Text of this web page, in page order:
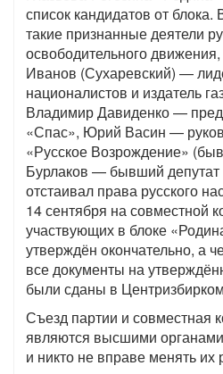
список кандидатов от
такие признанные деятели
освободительного
Иванов (Сухаревский) —
националистов и издатель
Владимир Давиденко —
«Спас», Юрий Васин —
«Русское Возрождение»
Бурлаков — бывший
отстаивал права русского
14 сентября на совместной
участвующих в блоке
утверждён окончательно, а
все документы на
были сданы в
Съезд партии и совместная
являются высшими
и никто не вправе менять